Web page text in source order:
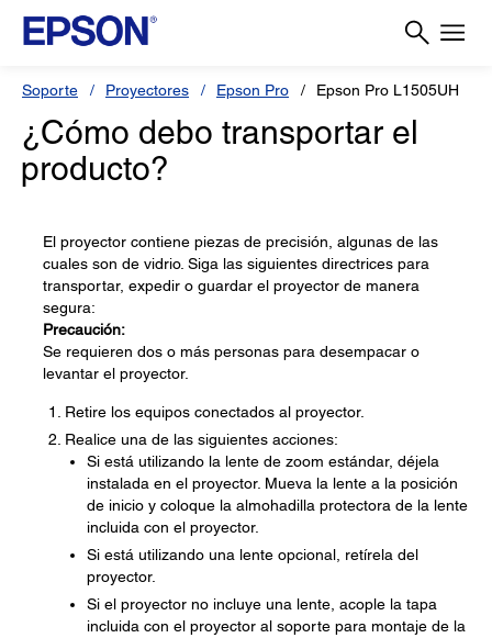
Soporte Proyectores Epson Pro Epson Pro L1505UH
¿Cómo debo transportar el
producto?
El proyector contiene piezas de precisión, algunas de las
cuales son de vidrio. Siga las siguientes directrices para
transportar, expedir o guardar el proyector de manera
segura:
Precaución:
Se requieren dos o más personas para desempacar o
levantar el proyector.
Retire los equipos conectados al proyector.
Realice una de las siguientes acciones:
Si está utilizando la lente de zoom estándar, déjela
instalada en el proyector. Mueva la lente a la posición
de inicio y coloque la almohadilla protectora de la lente
incluida con el proyector.
Si está utilizando una lente opcional, retírela del
proyector.
Si el proyector no incluye una lente, acople la tapa
incluida con el proyector al soporte para montaje de la